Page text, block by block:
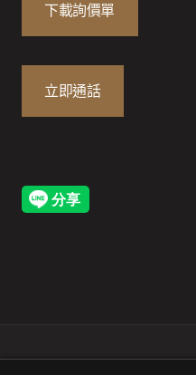
下載詢價單
立即通話